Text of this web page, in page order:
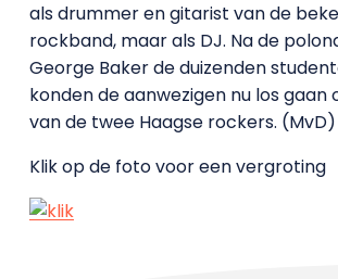
als drummer en gitarist van de
rockband, maar als DJ. Na de
George Baker de duizenden
konden de aanwezigen nu los gaan
van de twee Haagse rockers. (MvD)
Klik op de foto voor een vergroting